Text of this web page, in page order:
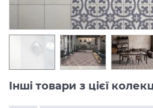
Інші товари з цієї